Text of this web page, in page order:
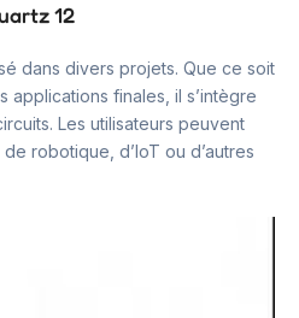
12
dans divers projets. Que ce soit
finales, il s’intègre
Les utilisateurs peuvent
robotique, d’IoT ou d’autres